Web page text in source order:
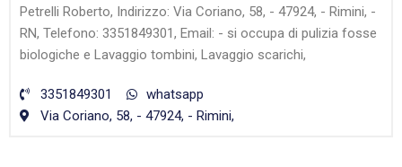
Petrelli Roberto, Indirizzo: Via Coriano, 58, - 47924, - Rimini, -
RN, Telefono: 3351849301, Email: - si occupa di pulizia fosse
biologiche e Lavaggio tombini, Lavaggio scarichi,
3351849301
whatsapp
Via Coriano, 58, - 47924, - Rimini,